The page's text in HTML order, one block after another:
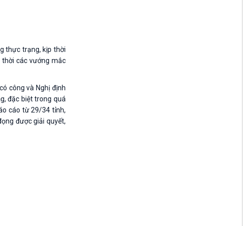
thực trạng, kịp thời
thời các vướng mắc
công và Nghị định
đặc biệt trong quá
cáo từ 29/34 tỉnh,
được giải quyết,